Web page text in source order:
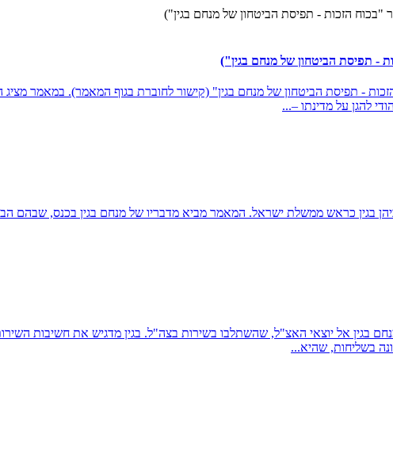
הזכות - תפיסת הביטחון של מנחם בגין")
- תפיסת הביטחון של מנחם בגין")
- תפיסת הביטחון של מנחם בגין" (קישור לחוברת בגוף המאמר). במאמר מציג
להגן על מדינתו –...
המסקר כנס חברי אצ"ל שנערך ב-16 בנובמבר 1978, עת כיהן בגין כראש ממשלת ישראל. המאמר מביא מדבריו
בגין אל יוצאי האצ"ל, שהשתלבו בשירות בצה"ל. בגין מדגיש את חשיבות
בשליחות, שהיא...